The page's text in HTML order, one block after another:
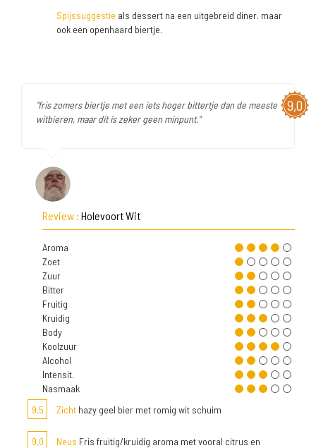
Spijssuggestie als dessert na een uitgebreid diner. maar
ook een openhaard biertje.
9,0
"fris zomers biertje met een iets hoger bittertje dan de meeste
witbieren, maar dit is zeker geen minpunt."
Review : Holevoort Wit
Aroma
Zoet
Zuur
Bitter
Fruitig
Kruidig
Body
Koolzuur
Alcohol
Intensit.
Nasmaak
9,5
Zicht hazy geel bier met romig wit schuim
9,0 Neus Fris fruitig/kruidig aroma met vooral citrus en